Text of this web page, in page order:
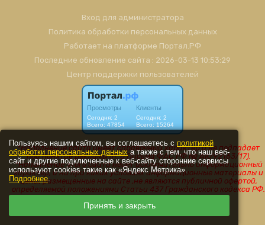
Пользуясь нашим сайтом, вы соглашаетесь с политикой
обработки персональных данныха также с тем, что наш веб-
сайт и другие подключенные к веб-сайту сторонние сервисы
используют cookies такие как «Яндекс Метрика».
Подробнее.
Принять и закрыть
Вход для администратора
Политика обработки персональных данных
Работает на платформе Портал.РФ
Последние обновление сайта : 2026-03-13 10:53:29
Центр поддержки пользователей